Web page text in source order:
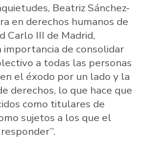
Beatriz Sánchez-
en derechos humanos de
Carlo III de Madrid,
importancia de consolidar
a todas las personas
el éxodo por un lado y la
derechos, lo que hace que
como titulares de
sujetos a los que el